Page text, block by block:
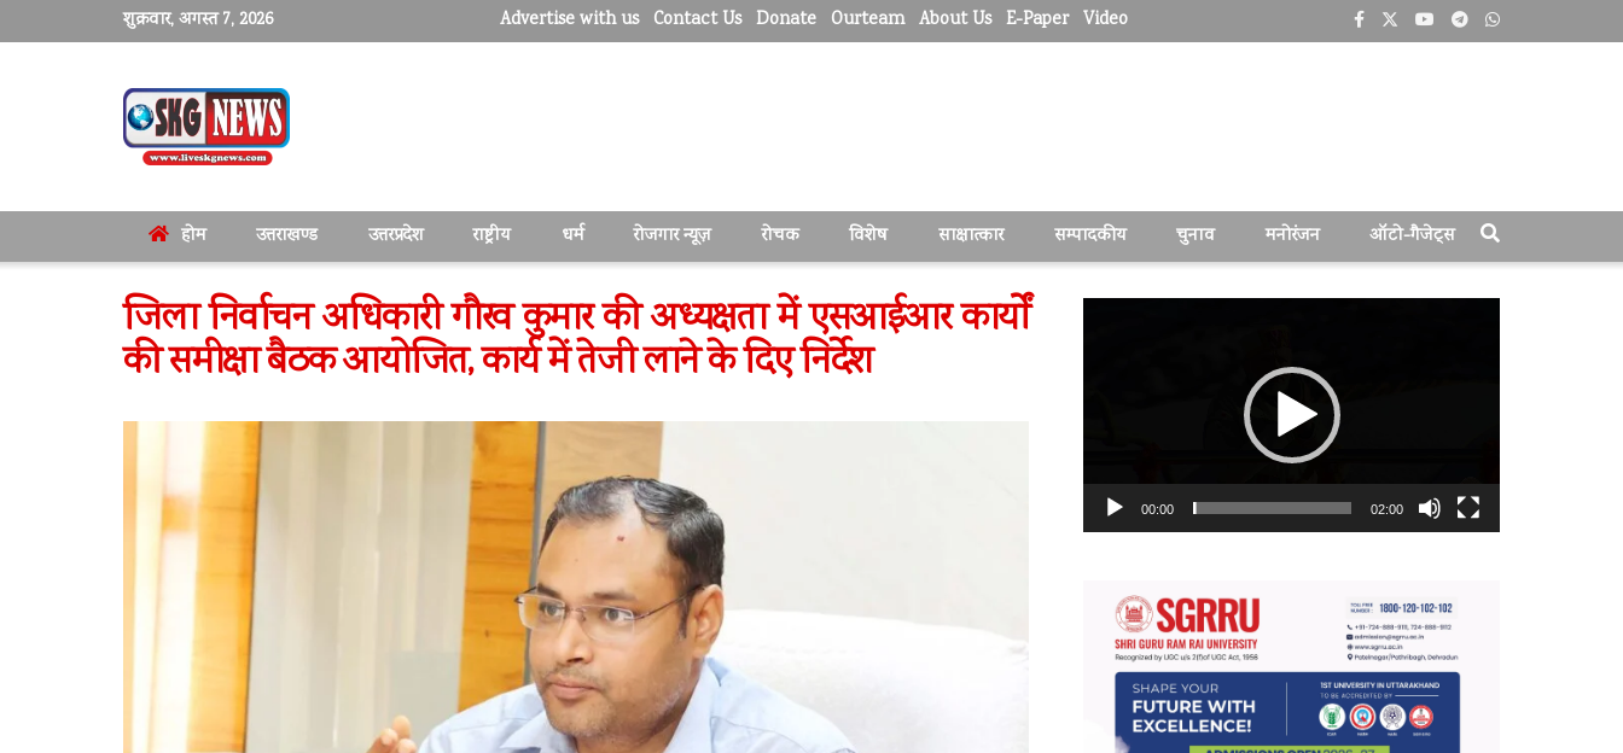
शुक्रवार, अगस्त 7, 2026 Advertise with us Contact Us Donate Ourteam About Us E-Paper Video
होम उत्तराखण्ड उत्तरप्रदेश राष्ट्रीय धर्म रोजगार न्यूज़ रोचक विशेष साक्षात्कार सम्पादकीय चुनाव मनोरंजन ऑटो-गैजेट्स
जिला निर्वाचन अधिकारी गौरव कुमार की अध्यक्षता में एसआईआर कार्यों
की समीक्षा बैठक आयोजित, कार्य में तेजी लाने के दिए निर्देश
00:00 02:00